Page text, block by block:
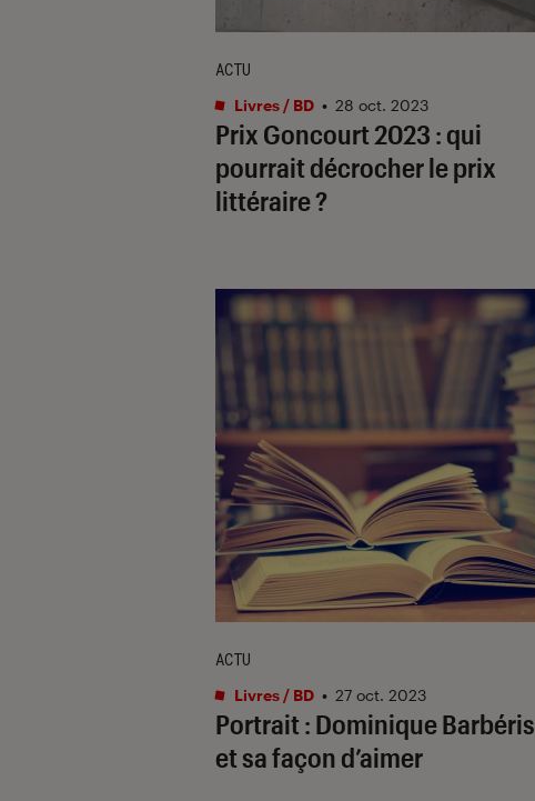
Prix Goncourt 2023 : qui
pourrait décrocher le prix
littéraire ?
ACTU
Livres / BD • 28 oct. 2023
Portrait : Dominique Barbéris
et sa façon d’aimer
ACTU
Livres / BD • 27 oct. 2023